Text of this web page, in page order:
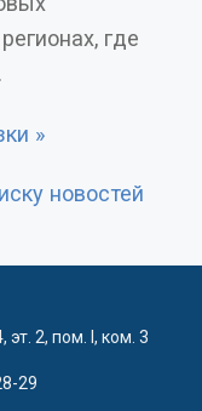
где
Перейти на страницу загрузки »
новостей
2, пом. I, ком. 3
29